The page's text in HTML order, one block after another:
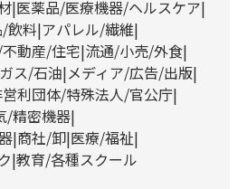
医薬品/医療機器/ヘルスケア
飲料 アパレル/繊維
動産/住宅 流通/小売/外食
ス/石油 メディア/広告/出版
利団体/特殊法人/官公庁
/精密機器
商社/卸 医療/福祉
教育/各種スクール